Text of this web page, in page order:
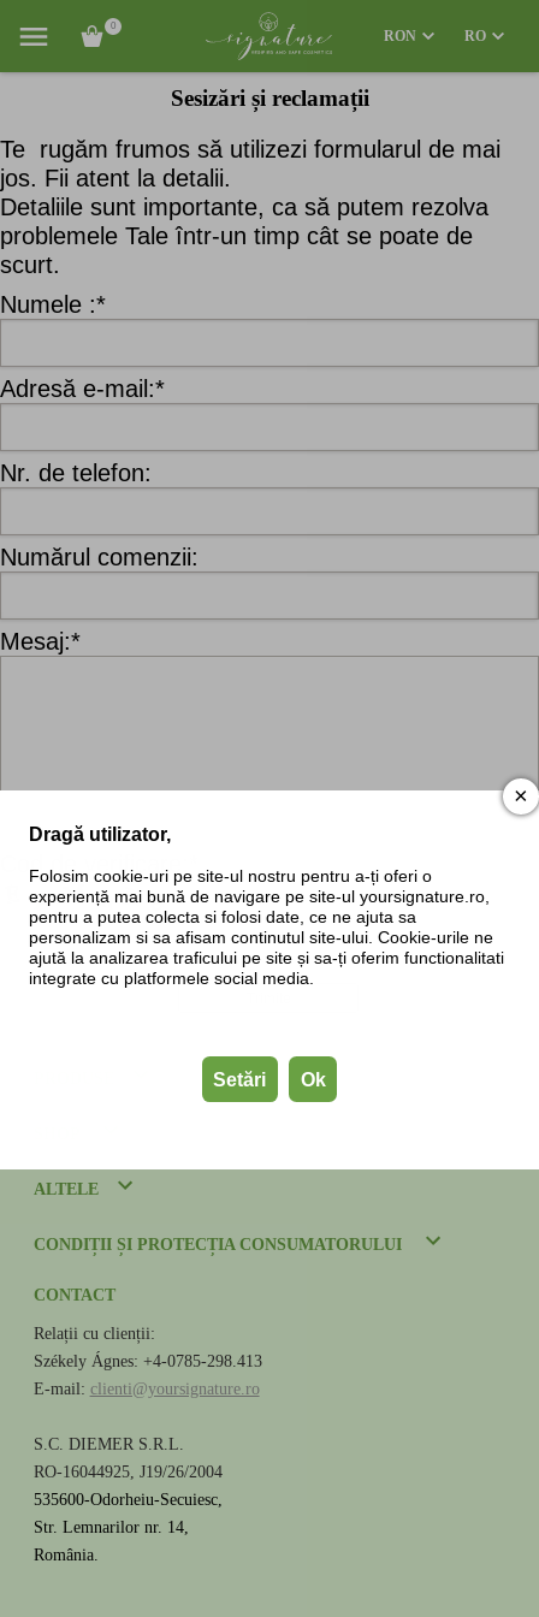
0
RON RO
Sesizări și reclamații
Te rugăm frumos să utilizezi formularul de mai
jos. Fii atent la detalii.
Detaliile sunt importante, ca să putem rezolva
problemele Tale într-un timp cât se poate de
scurt.
Numele :*
Adresă e-mail:*
Nr. de telefon:
Numărul comenzii:
Mesaj:*
Cod de verificare:*
ALTELE
CONDIȚII ȘI PROTECȚIA CONSUMATORULUI
CONTACT
Relații cu clienții:
Székely Ágnes: +4-0785-298.413
E-mail: clienti@yoursignature.ro
S.C. DIEMER S.R.L.
RO-16044925, J19/26/2004
535600-Odorheiu-Secuiesc,
Str. Lemnarilor nr. 14,
România.
×
Dragă utilizator,
Folosim cookie-uri pe site-ul nostru pentru a-ți oferi o
experiență mai bună de navigare pe site-ul yoursignature.ro,
pentru a putea colecta si folosi date, ce ne ajuta sa
personalizam si sa afisam continutul site-ului. Cookie-urile ne
ajută la analizarea traficului pe site și sa-ți oferim functionalitati
integrate cu platformele social media.
Setări Ok